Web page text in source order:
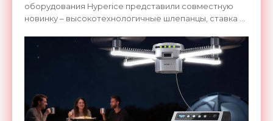
оборудования Hyperice представили совместную
новинку – высокотехнологичные шлепанцы, ставка в